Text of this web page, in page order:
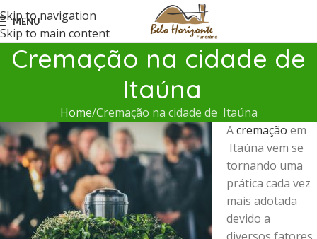
Skip to navigation
Skip to main content
MENU
Cremação na cidade de
Itaúna
Home Cremação na cidade de Itaúna
Acremação em
Itaúna vem se
tornando uma
prática cada vez
mais adotada
devido a